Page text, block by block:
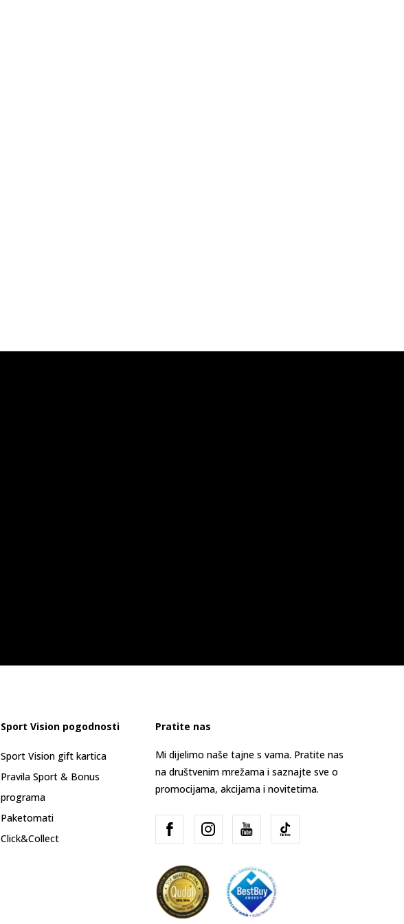
Sport Vision pogodnosti
Sport Vision gift kartica
Pravila Sport & Bonus
programa
Paketomati
Click&Collect
Pratite nas
Mi dijelimo naše tajne s vama. Pratite nas
na društvenim mrežama i saznajte sve o
promocijama, akcijama i novitetima.